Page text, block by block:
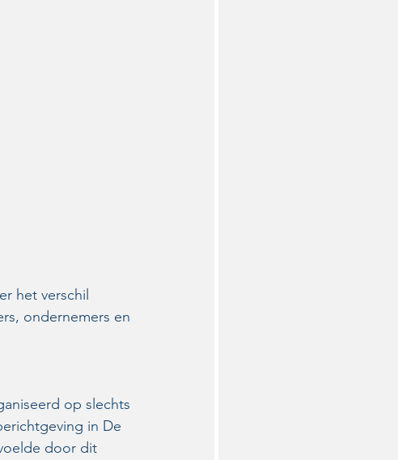
het verschil
ondernemers en
op slechts
in De
door dit